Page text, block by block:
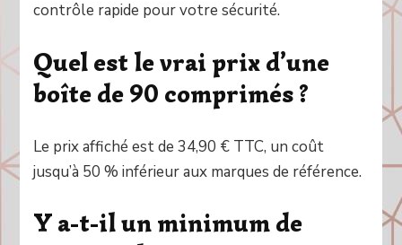
contrôle rapide pour votre sécurité.
Quel est le vrai prix d’une
boîte de 90 comprimés ?
Le prix affiché est de 34,90 € TTC, un coût
jusqu’à 50 % inférieur aux marques de référence.
Y a-t-il un minimum de